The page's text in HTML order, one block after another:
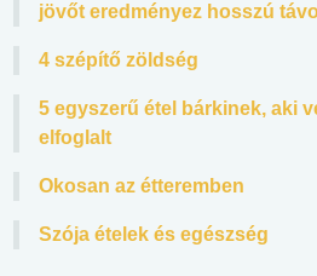
jövőt eredményez hosszú
4 szépítő zöldség
5 egyszerű étel bárkinek, aki
elfoglalt
Okosan az étteremben
Szója ételek és egészség